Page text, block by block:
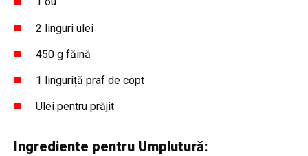
2 linguri ulei
450 g făină
1 linguriță praf de copt
Ulei pentru prăjit
Ingrediente pentru Umplutură: